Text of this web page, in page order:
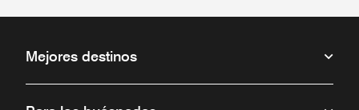
Mejores destinos